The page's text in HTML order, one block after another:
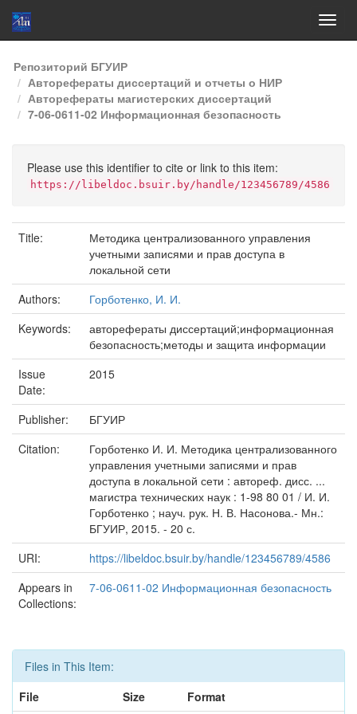
Skip
navigation
Репозиторий БГУИР
Авторефераты диссертаций и отчеты о НИР
Авторефераты магистерских диссертаций
7-06-0611-02 Информационная безопасность
Please use this identifier to cite or link to this item:
https://libeldoc.bsuir.by/handle/123456789/4586
Title:
Методика централизованного управления
учетными записями и прав доступа в
локальной сети
Authors:
Горботенко, И. И.
Keywords:
авторефераты диссертаций;информационная
безопасность;методы и защита информации
Issue
Date:
2015
Publisher:
БГУИР
Citation:
Горботенко И. И. Методика централизованного
управления учетными записями и прав
доступа в локальной сети : автореф. дисс. ...
магистра технических наук : 1-98 80 01 / И. И.
Горботенко ; науч. рук. Н. В. Насонова.- Мн.:
БГУИР, 2015. - 20 с.
URI:
https://libeldoc.bsuir.by/handle/123456789/4586
Appears in
Collections:
7-06-0611-02 Информационная безопасность
Files in This Item:
File
Size Format